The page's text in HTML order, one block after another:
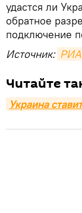
удастся ли
обратное
подключение
Источник: РИА
Читайте
Украина